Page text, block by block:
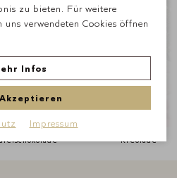
Kreolade
zu bieten. Für weitere
verwendeten Cookies öffnen
Infos
Impressum